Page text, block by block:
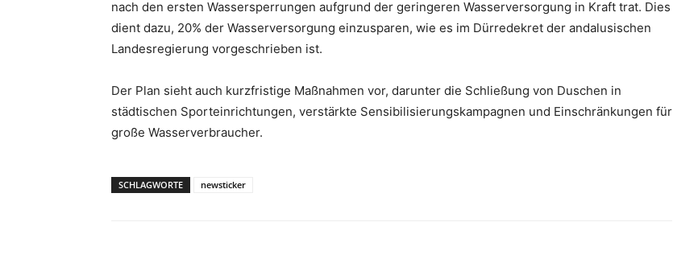
nach den ersten Wassersperrungen aufgrund der geringeren Wasserversorgung in Kraft trat. Dies
dient dazu, 20% der Wasserversorgung einzusparen, wie es im Dürredekret der andalusischen
Landesregierung vorgeschrieben ist.
Der Plan sieht auch kurzfristige Maßnahmen vor, darunter die Schließung von Duschen in
städtischen Sporteinrichtungen, verstärkte Sensibilisierungskampagnen und Einschränkungen für
große Wasserverbraucher.
SCHLAGWORTE newsticker